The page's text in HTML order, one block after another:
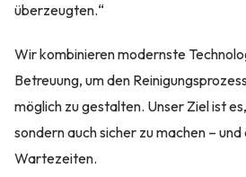
überzeugten.“
Wir kombinieren modernste
Betreuung, um den
möglich zu gestalten. Unser Ziel ist
sondern auch sicher zu machen –
Wartezeiten.